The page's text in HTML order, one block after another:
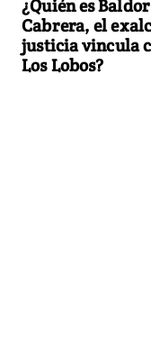
¿Quién es
Cabrera, el
justicia vincula
Los Lobos?